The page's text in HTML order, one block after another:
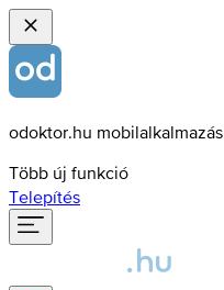
odoktor.hu mobilalkalmazás
Több új funkció
Telepítés